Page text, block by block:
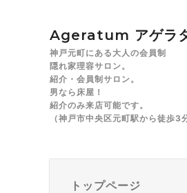
Ageratum アゲラタ
神戸元町にある大人の会員制
隠れ家理容サロン。
紹介・会員制サロン。
男なら床屋！
紹介のみ来店可能です。
（神戸市中央区元町駅から徒歩3
トップページ